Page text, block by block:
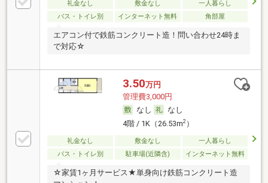
礼金なし 敷金なし
一人暮らし
バス・トイレ別
インターネット無料 角部屋
エアコン付で鉄筋コンクリート造！問い合わせ24時ま
で対応☆
3.50万円
管理費3,000円
なし
なし
4階 / 1K（26.53m2）
礼金なし 敷金なし
一人暮らし
バス・トイレ別
駐車場(近隣含) インターネット無料
☆家賃1ヶ月サービス★単身向け鉄筋コンクリート造